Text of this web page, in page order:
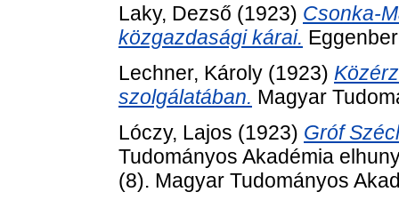
Laky, Dezső (1923) Csonka-
közgazdasági kárai.
Lechner, Károly (1923)
szolgálatában. Magyar
Lóczy, Lajos (1923) Gróf
Tudományos Akadémia
(8). Magyar Tudományos